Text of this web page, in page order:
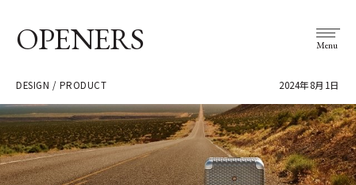
OPENERS Menu
DESIGN / PRODUCT 2024年8月1日